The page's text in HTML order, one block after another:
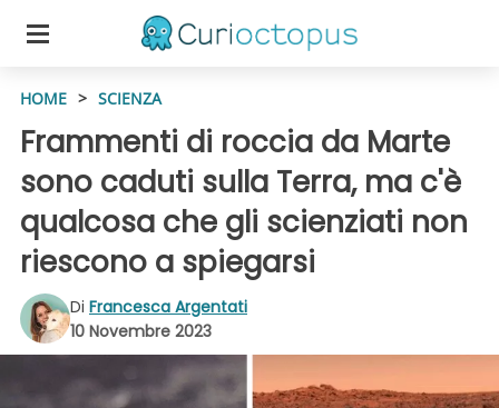
HOME > SCIENZA
Frammenti di roccia da Marte
sono caduti sulla Terra, ma c'è
qualcosa che gli scienziati non
riescono a spiegarsi
Di Francesca Argentati
10 Novembre 2023